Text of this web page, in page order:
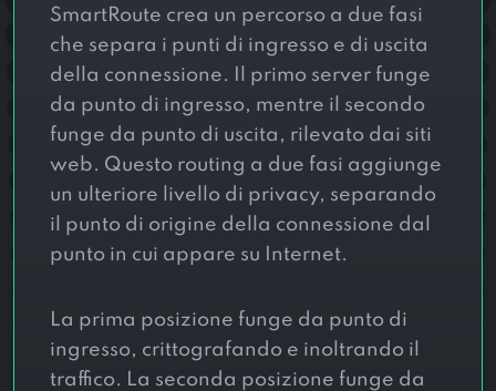
SmartRoute crea un percorso a due fasi
che separa i punti di ingresso e di uscita
della connessione. Il primo server funge
da punto di ingresso, mentre il secondo
funge da punto di uscita, rilevato dai siti
web. Questo routing a due fasi aggiunge
un ulteriore livello di privacy, separando
il punto di origine della connessione dal
punto in cui appare su Internet.
La prima posizione funge da punto di
ingresso, crittografando e inoltrando il
traffico. La seconda posizione funge da